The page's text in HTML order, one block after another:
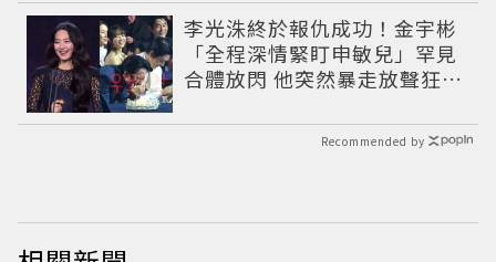
李光洙終於報仇成功！金宇彬
「全程深情緊盯申敏兒」罕見
合體放閃 他突然暴走放聲狂吼
Recommended by